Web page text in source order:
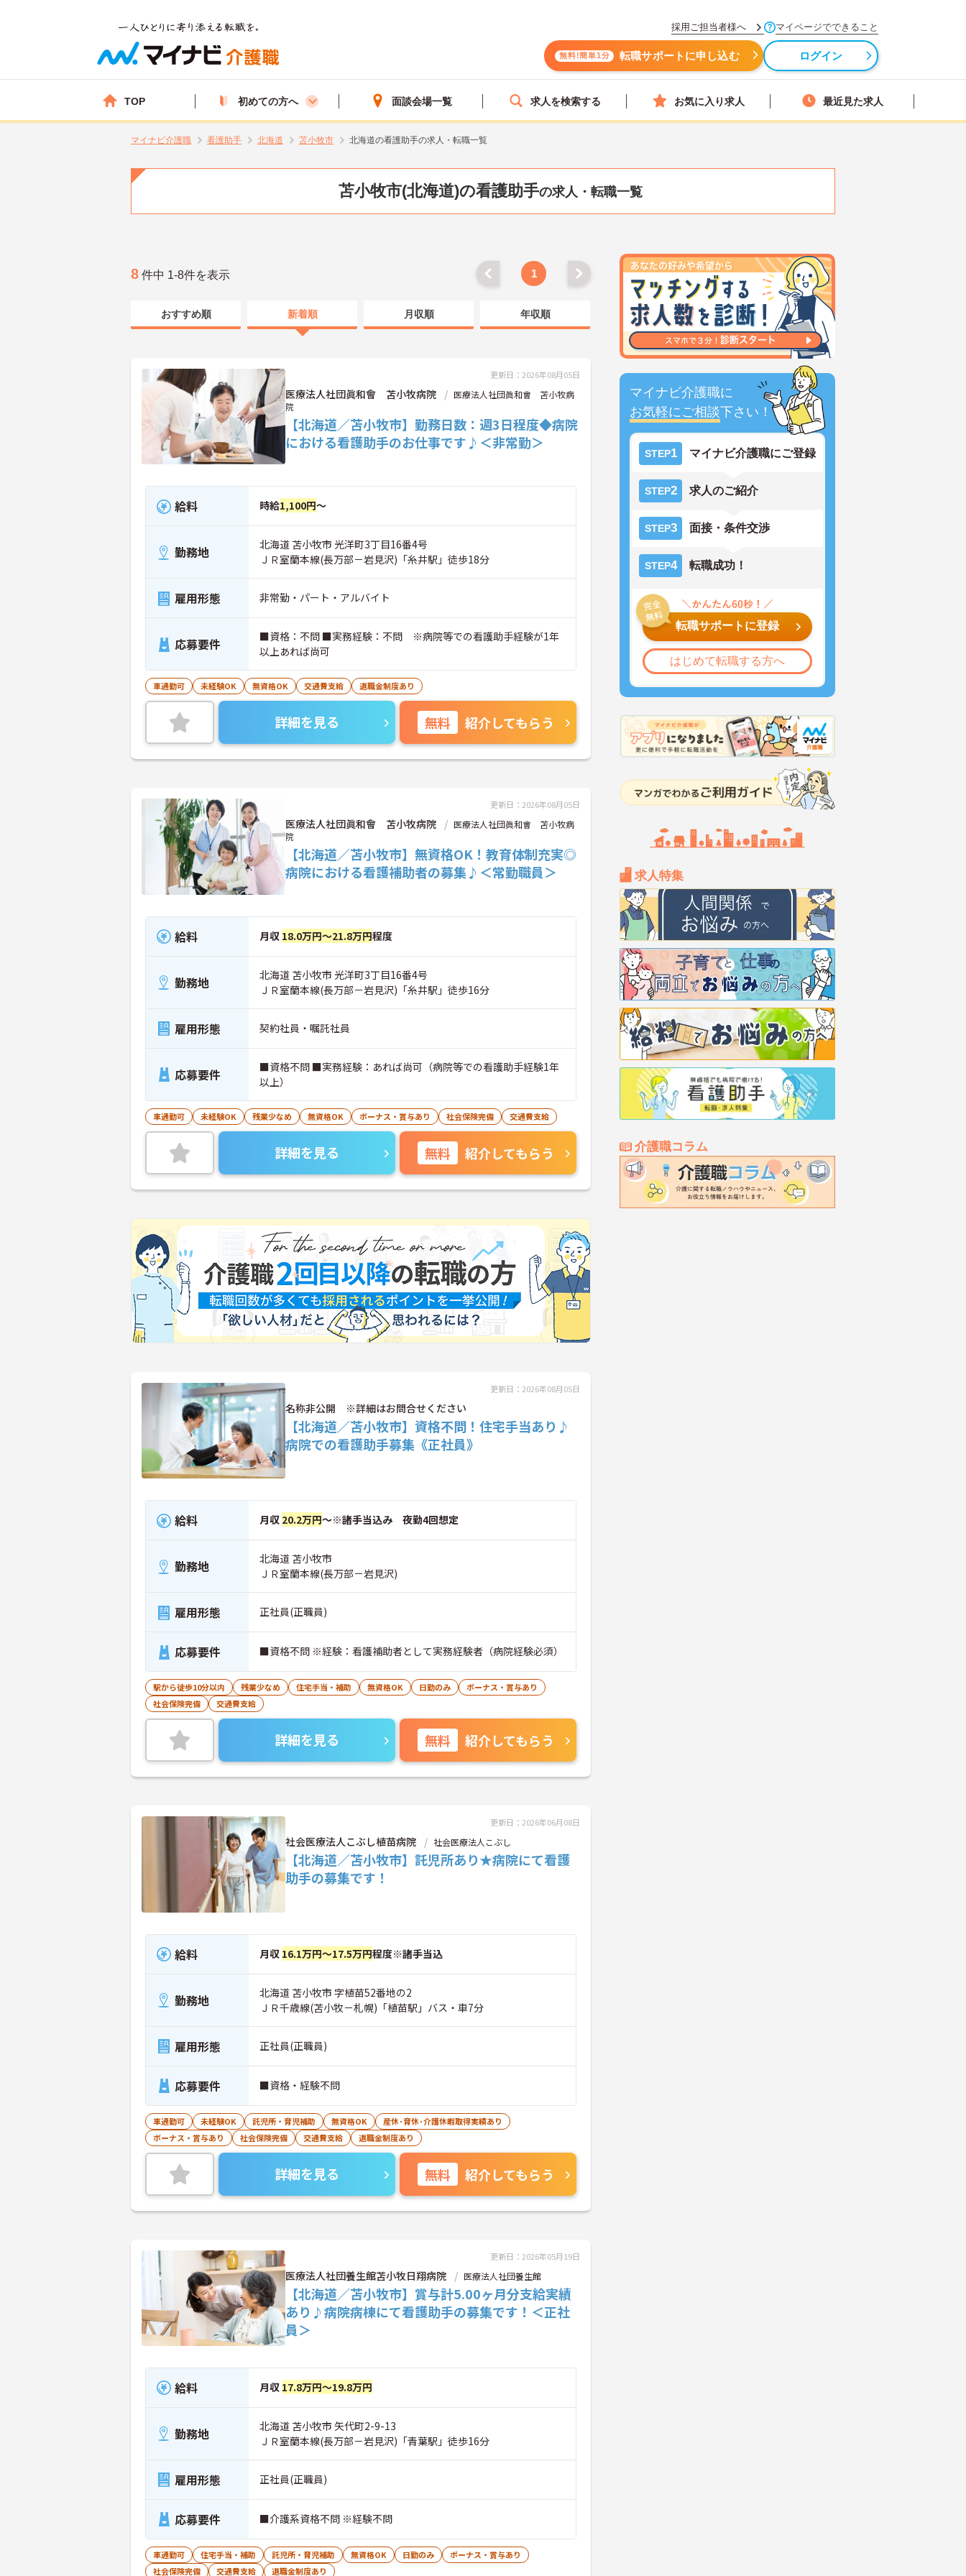
採用ご担当者様へ マイページでできること
無料!簡単1分 転職サポートに申し込む ログイン
TOP 初めての方へ 面談会場一覧 求人を検索する お気に入り求人 最近見た求人
マイナビ介護職 看護助手 北海道 苫小牧市 北海道の看護助手の求人・転職一覧
苫小牧市(北海道)の看護助手の求人・転職一覧
マイナビ介護職に
お気軽にご相談下さい！
STEP1 マイナビ介護職にご登録
STEP2 求人のご紹介
STEP3 面接・条件交渉
STEP4 転職成功！
転職サポートに登録
はじめて転職する方へ
求人特集
介護職コラム
8 件中 1-8件を表示 1
おすすめ順 新着順 月収順 年収順
更新日：2026年08月05日
医療法人社団眞和會 苫小牧病院
医療法人社団眞和會 苫小牧病
院
【北海道／苫小牧市】勤務日数：週3日程度◆病院
における看護助手のお仕事です♪＜非常勤＞
給料 時給1,100円～
勤務地
北海道 苫小牧市 光洋町3丁目16番4号
ＪＲ室蘭本線(長万部－岩見沢)「糸井駅」徒歩18分
雇用形態 非常勤・パート・アルバイト
応募要件
■資格：不問 ■実務経験：不問 ※病院等での看護助手経験が1年
以上あれば尚可
車通勤可 未経験OK 無資格OK 交通費支給 退職金制度あり
詳細を見る 無料 紹介してもらう
更新日：2026年08月05日
医療法人社団眞和會 苫小牧病院
医療法人社団眞和會 苫小牧病
院
【北海道／苫小牧市】無資格OK！教育体制充実◎
病院における看護補助者の募集♪＜常勤職員＞
給料 月収 18.0万円～21.8万円程度
勤務地
北海道 苫小牧市 光洋町3丁目16番4号
ＪＲ室蘭本線(長万部－岩見沢)「糸井駅」徒歩16分
雇用形態 契約社員・嘱託社員
応募要件
■資格不問 ■実務経験：あれば尚可（病院等での看護助手経験1年
以上）
車通勤可 未経験OK 残業少なめ 無資格OK ボーナス・賞与あり 社会保険完備 交通費支給
詳細を見る 無料 紹介してもらう
更新日：2026年08月05日
名称非公開 ※詳細はお問合せください
【北海道／苫小牧市】資格不問！住宅手当あり♪
病院での看護助手募集《正社員》
給料 月収 20.2万円～※諸手当込み 夜勤4回想定
勤務地
北海道 苫小牧市
ＪＲ室蘭本線(長万部－岩見沢)
雇用形態 正社員(正職員)
応募要件 ■資格不問 ※経験：看護補助者として実務経験者（病院経験必須）
駅から徒歩10分以内 残業少なめ 住宅手当・補助 無資格OK 日勤のみ
ボーナス・賞与あり
社会保険完備
交通費支給
詳細を見る 無料 紹介してもらう
更新日：2026年06月08日
社会医療法人こぶし植苗病院 社会医療法人こぶし
【北海道／苫小牧市】託児所あり★病院にて看護
助手の募集です！
給料 月収 16.1万円～17.5万円程度※諸手当込
勤務地
北海道 苫小牧市 字植苗52番地の2
ＪＲ千歳線(苫小牧－札幌)「植苗駅」バス・車7分
雇用形態 正社員(正職員)
応募要件 ■資格・経験不問
車通勤可 未経験OK 託児所・育児補助 無資格OK
産休･育休･介護休暇取得実績あり
ボーナス・賞与あり
社会保険完備 交通費支給 退職金制度あり
詳細を見る 無料 紹介してもらう
更新日：2026年05月19日
医療法人社団養生館苫小牧日翔病院 医療法人社団養生館
【北海道／苫小牧市】賞与計5.00ヶ月分支給実績
あり♪病院病棟にて看護助手の募集です！＜正社
員＞
給料 月収 17.8万円～19.8万円
勤務地
北海道 苫小牧市 矢代町2-9-13
ＪＲ室蘭本線(長万部－岩見沢)「青葉駅」徒歩16分
雇用形態 正社員(正職員)
応募要件 ■介護系資格不問 ※経験不問
車通勤可 住宅手当・補助 託児所・育児補助 無資格OK 日勤のみ
ボーナス・賞与あり
社会保険完備
交通費支給 退職金制度あり